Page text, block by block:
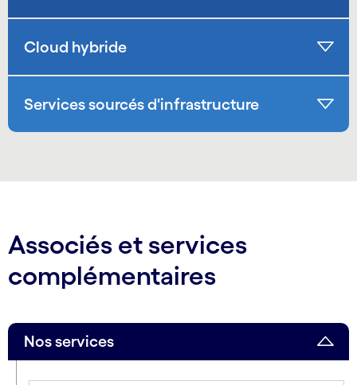
Cloud hybride
Services sourcés d'infrastructure
Associés et services
complémentaires
Nos services